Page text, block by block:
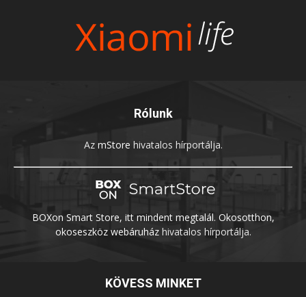
Rólunk
Az mStore hivatalos hírportálja.
BOXon Smart Store, itt mindent megtalál. Okosotthon,
okoseszköz webáruházhivatalos hírportálja.
KÖVESS MINKET